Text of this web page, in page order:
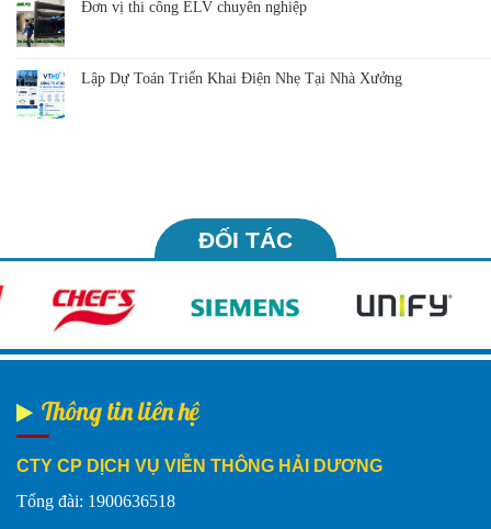
Đơn vị thi công ELV chuyên nghiệp
Lập Dự Toán Triển Khai Điện Nhẹ Tại Nhà Xưởng
ĐỐI TÁC
Thông tin liên hệ
CTY CP DỊCH VỤ VIỄN THÔNG HẢI DƯƠNG
Tổng đài: 1900636518